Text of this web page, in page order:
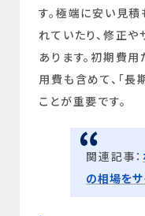
す。極端に安い見
れていたり、修正
あります。初期費
用費も含めて、「長
ことが重要です。
関連記事：
の相場を